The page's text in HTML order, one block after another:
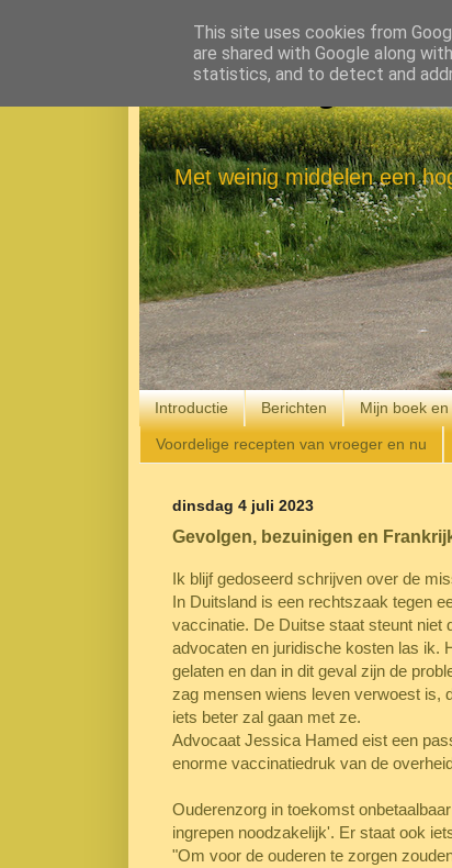
Eenvoudig
Met weinig middelen een
Introductie Berichten Mijn boek
Voordelige recepten van vroeger en nu
dinsdag 4 juli 2023
Gevolgen, bezuinigen en
Ik blijf gedoseerd schrijven over de
In Duitsland is een rechtszaak tegen
vaccinatie. De Duitse staat steunt niet
advocaten en juridische kosten las ik.
gelaten en dan in dit geval zijn de
zag mensen wiens leven verwoest is,
iets beter zal gaan met ze.
Advocaat Jessica Hamed eist een
enorme vaccinatiedruk van de
Ouderenzorg in toekomst
ingrepen noodzakelijk'. Er staat ook
"Om voor de ouderen te zorgen
This site uses cookies from
are shared with Google along
statistics, and to detect and